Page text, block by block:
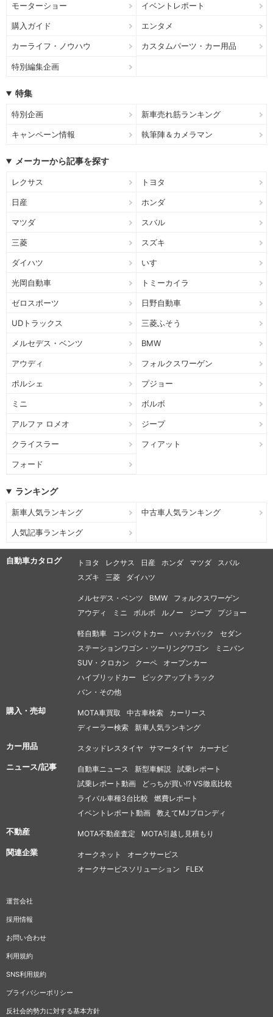
モーターショー イベントレポート
購入ガイド エンタメ
カーライフ・ノウハウ カスタムパーツ・カー用品
特別編集企画
特集
特別企画 新車売れ筋ランキング
キャンペーン情報 執筆陣＆カメラマン
メーカーから記事を探す
レクサス トヨタ
日産 ホンダ
マツダ スバル
三菱 スズキ
ダイハツ いすゞ
光岡自動車 トミーカイラ
ゼロスポーツ 日野自動車
UDトラックス 三菱ふそう
メルセデス・ベンツ BMW
アウディ フォルクスワーゲン
ポルシェ プジョー
ミニ ボルボ
アルファ ロメオ ジープ
クライスラー フィアット
フォード
ランキング
新車人気ランキング 中古車人気ランキング
人気記事ランキング
自動車カタログ トヨタ レクサス 日産 ホンダ マツダ
スバル
スズキ
三菱 ダイハツ
メルセデス・ベンツ BMW
フォルクスワーゲン
アウディ
ミニ ボルボ ルノー ジープ プジョー
軽自動車 コンパクトカー ハッチバック
セダン
ステーションワゴン・ツーリングワゴン
ミニバン
SUV・クロカン
クーペ
オープンカー
ハイブリッドカー
ピックアップトラック
バン・その他
購入・売却 MOTA車買取 中古車検索
カーリース
ディーラー検索
新車人気ランキング
カー用品 スタッドレスタイヤ サマータイヤ カーナビ
ニュース/記事 自動車ニュース 新型車解説
試乗レポート
試乗レポート動画
どっちが買い!? VS徹底比較
ライバル車種3台比較
燃費レポート
イベントレポート動画
教えてMJブロンディ
不動産 MOTA不動産査定 MOTA引越し見積もり
関連企業 オークネット
オークサービス
オークサービスソリューション
FLEX
運営会社
採用情報
お問い合わせ
利用規約
SNS利用規約
プライバシーポリシー
反社会的勢力に対する基本方針